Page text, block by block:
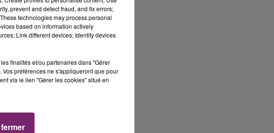
sur les
prevent and detect fraud, and fix errors;
technologies may process personal
based on information actively
Link different devices; Identify devices
finalités et/ou partenaires dans "Gérer
préférences ne s'appliqueront que pour
via le lien "Gérer les cookies" situé en